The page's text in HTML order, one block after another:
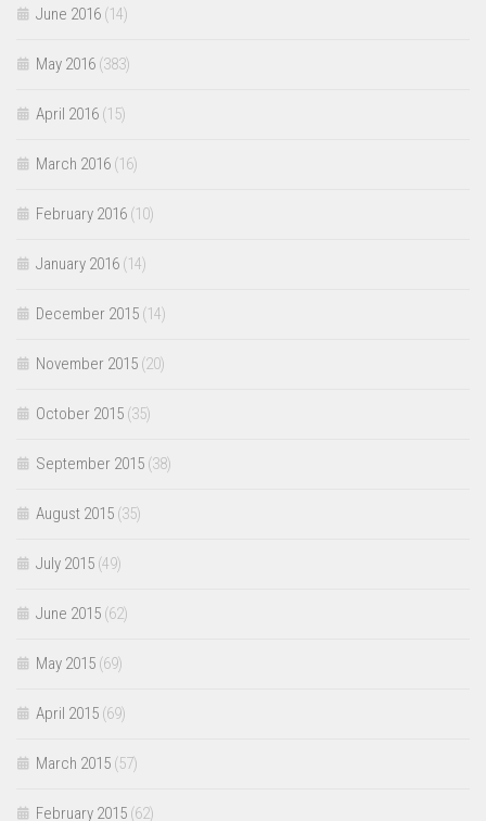
June 2016 (14)
May 2016 (383)
April 2016 (15)
March 2016 (16)
February 2016 (10)
January 2016 (14)
December 2015 (14)
November 2015 (20)
October 2015 (35)
September 2015 (38)
August 2015 (35)
July 2015 (49)
June 2015 (62)
May 2015 (69)
April 2015 (69)
March 2015 (57)
February 2015 (62)